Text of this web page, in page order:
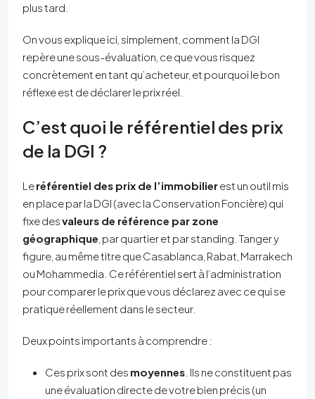
plus tard.
On vous explique ici, simplement, comment la DGI
repère une sous-évaluation, ce que vous risquez
concrètement en tant qu’acheteur, et pourquoi le bon
réflexe est de déclarer le prix réel.
C’est quoi le référentiel des prix
de la DGI ?
Leréférentiel des prix de l’immobilierest un outil mis
en place par la DGI (avec la Conservation Foncière) qui
fixe desvaleurs de référence par zone
géographique , par quartier et par standing. Tanger y
figure, au même titre que Casablanca, Rabat, Marrakech
ou Mohammedia. Ce référentiel sert à l’administration
pour comparer le prix que vous déclarez avec ce qui se
pratique réellement dans le secteur.
Deux points importants à comprendre :
Ces prix sont des moyennes . Ils ne constituent pas
une évaluation directe de votre bien précis (un